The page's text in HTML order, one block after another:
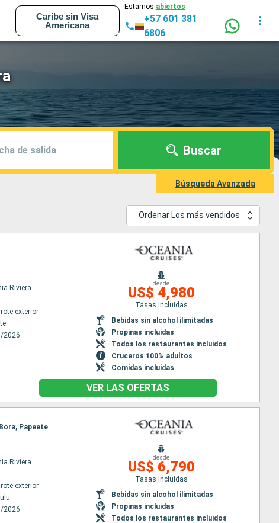
Caribe sin Visa
Americana
Estamos abiertos
+57 601 381
6806
de salida Buscar
Búsqueda Avanzada
Ordenar Los más vendidos
Riviera
exterior
2026
desde
US$ 4,980
Tasas incluidas
Bebidas sin alcohol ilimitadas
Propinas incluidas
Todos los restaurantes incluidos
Cruceros 100% adultos
Comidas incluidas
VER LAS OFERTAS
Papeete
Riviera
exterior
2026
desde
US$ 6,790
Tasas incluidas
Bebidas sin alcohol ilimitadas
Propinas incluidas
Todos los restaurantes incluidos